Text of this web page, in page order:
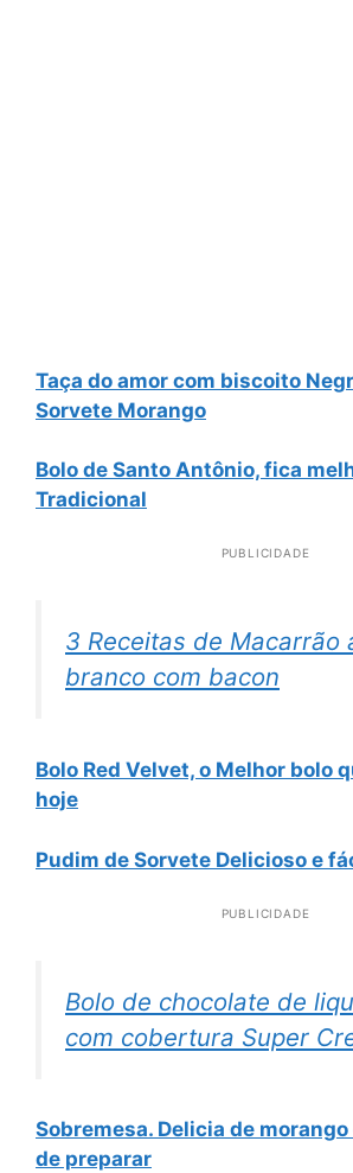
Taça do amor com biscoito
Sorvete Morango
Bolo de Santo Antônio, fica
Tradicional
PUBLICIDADE
3 Receitas de Macarrão
branco com bacon
Bolo Red Velvet, o Melhor bolo
hoje
Pudim de Sorvete Delicioso e
PUBLICIDADE
Bolo de chocolate de
com cobertura Super
Sobremesa. Delicia de
de preparar